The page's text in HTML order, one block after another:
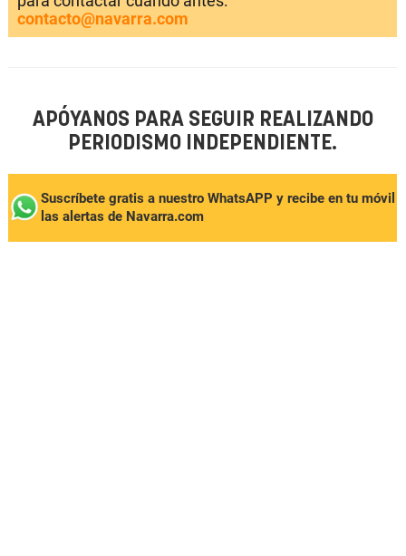
contacto@navarra.com
APÓYANOS PARA SEGUIR REALIZANDO
PERIODISMO INDEPENDIENTE.
Suscríbete gratis a nuestro WhatsAPP y recibe en tu móvil
las alertas de Navarra.com